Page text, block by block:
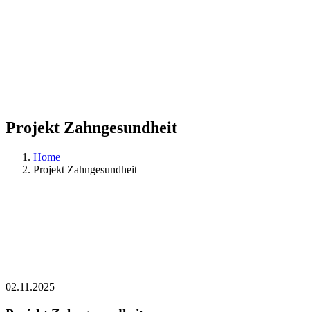
Projekt Zahngesundheit
Home
Projekt Zahngesundheit
02.11.2025